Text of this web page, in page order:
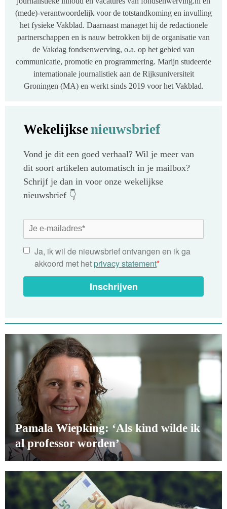
(mede)-verantwoordelijk voor de totstandkoming en invulling
het fysieke Vakblad. Daarnaast managet hij de redactionele
partnerschappen en is nauw betrokken bij de organisatie van
de Vakdag fondsenwerving, o.a. op het gebied van
communicatie, promotie en programmering. Marijn studeerde
internationale journalistiek aan de Rijksuniversiteit
Groningen (MA) en werkt sinds 2019 voor het Vakblad.
Wekelijksenieuwsbrief
Vond je dit een goed verhaal? Wil je meer van
dit soort artikelen automatisch in je mailbox?
Schrijf je dan in voor onze wekelijkse
nieuwsbrief 👇
Ja, ik wil de nieuwsbrief ontvangen en ik ga
akkoord met het privacy statement*
Inschrijven
Pamala Wiepking: ‘Als kind wilde ik
al professor worden’